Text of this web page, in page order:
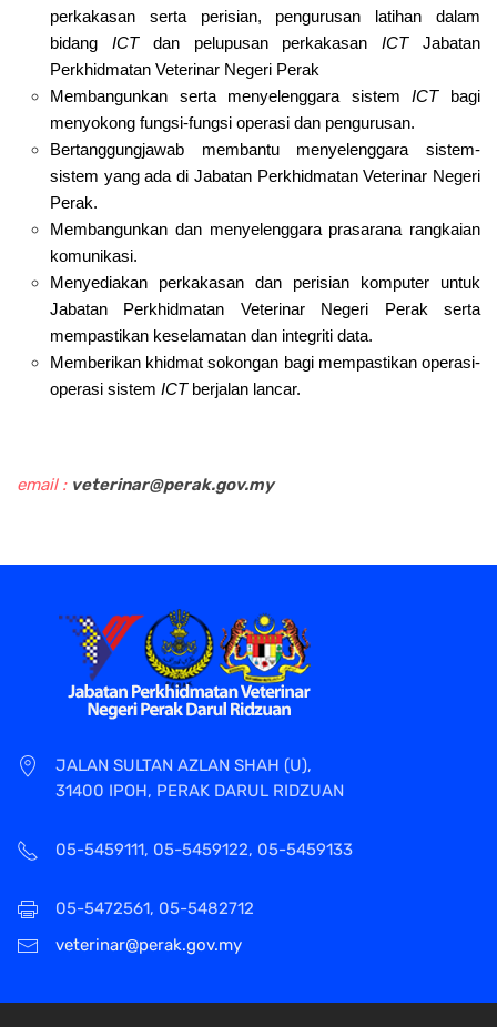
perkakasan serta perisian, pengurusan latihan dalam
bidang ICTdan pelupusan perkakasanICTJabatan
Perkhidmatan Veterinar Negeri Perak
Membangunkan serta menyelenggara sistemICTbagi
menyokong fungsi-fungsi operasi dan pengurusan.
Bertanggungjawab membantu menyelenggara sistem-
sistem yang ada di Jabatan Perkhidmatan Veterinar Negeri
Perak.
Membangunkan dan menyelenggara prasarana rangkaian
komunikasi.
Menyediakan perkakasan dan perisian komputer untuk
Jabatan Perkhidmatan Veterinar Negeri Perak serta
mempastikan keselamatan dan integriti data.
Memberikan khidmat sokongan bagi mempastikan operasi-
operasi sistem ICTberjalan lancar.
email : veterinar@perak.gov.my
JALAN SULTAN AZLAN SHAH (U),
31400 IPOH, PERAK DARUL RIDZUAN
05-5459111, 05-5459122, 05-5459133
05-5472561, 05-5482712
veterinar@perak.gov.my